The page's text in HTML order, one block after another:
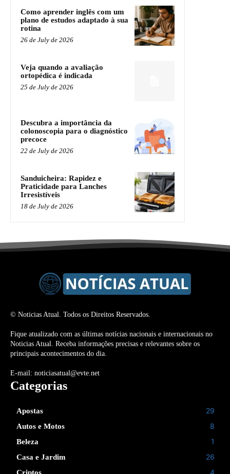
Como aprender inglês com um
plano de estudos adaptado à sua
rotina
26 de July de 2026
Veja quando a avaliação
ortopédica é indicada
25 de July de 2026
Descubra a importância da
colonoscopia para o diagnóstico
precoce
22 de July de 2026
Sanduicheira: Rapidez e
Praticidade para Lanches
Irresistíveis
18 de July de 2026
© Noticias Atual. Todos os Direitos Reservados.
Fique atualizado com as últimas notícias nacionais e internacionais no
Noticias Atual. Receba informações precisas e relevantes sobre os
principais acontecimentos do dia.
E-mail: noticiasatual@evte.net
Categorias
Apostas 29
Autos e Motos 8
Beleza 1
Casa e Jardim 26
4